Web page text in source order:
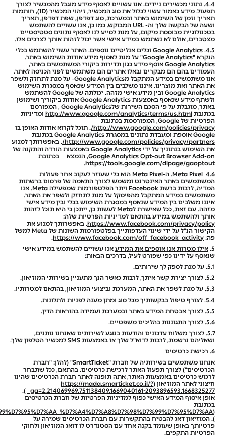
4.4. נתוני מכשירים ניידים. אנו עשויים לאסוף מידע מוגבל מהמכשיר לצורך
תפעול. מידע כאמור עשוי לכלול את סוג המכשיר, זיהוי המכשיר (ID), חותמות
תאריך וזמן של השימוש באתר ובמערכת, סוג דפדפן, שפת דפדפן, תאריך
ושעה של הבקשה שלך וה- URL המבוקש. כמו כן, אנו עשויים להשתמש
בטכנולוגיית מבוססת מיקום, על מנת לסייע לנו לאסוף נתונים סטטיסטיים
מצטברים, אולם לא נשתמש במידע אישי אשר יכול לזהות אותך לצרכים אלו.
4.5. Google Analytics וכלים אנליטיים נוספים. האתר עשוי להשתמש בכלי
הנקרא "Google Analytics" על מנת לאסוף מידע אודות השימוש באתר.
Google Analytics אוסף מידע כגון תדירות ביקורי המשתמשים באתר,
העמודים בהם הם מבקרים ובאלו אתרים הם משתמשים לפני הכניסה לאתר.
אנו משתמשים במידע המתקבל מGoogle Analytics- על מנת לתחזק ולשפר
את האתר ואת מוצרינו. איננו משלבים בין המידע שנאסף במסגרת השימוש
Google Analytics ובין מידע אישי מזהה. יכולתה של Google להשתמש
ולשתף מידע שנאסף באמצעות Google Analytics אודות ביקוריך ושימושן
באתר, מוגבלת על פי הסכם השירות שלGoogle Analytics , המפורסם
בכתובת http://www.google.com/analytics/terms/us.html ומדיניות
הפרטיות של Google, המפורסמת בכתובת
http://www.google.com/policies/privacy/ . תוכל לקרוא אודות האופן בו
Google אוספת ומעבדת נתונים במסגרת Google Analytics בכתובת
http://www.google.com/policies/privacy/partners/ . באפשרותך למנוע
את השימוש בנתוניך על ידי Google Analytics באמצעות הורדה והתקנה של
Google Analytics Opt-out Browser Add-on, הנמצא בכתובת
https://tools.google.com/dlpage/gaoptout
.
4.6 Meta Pixel. ה-Meta Pixel הוא כלי שעוזר לעקוב אחר פעולות
המשתמשים באתר האינטרנט ומשמש לצורך התאמה של פרסום ברשתות
המדיה, לרבות ברשת Facebook ויתר הפלטפורמות שמפעילה Meta. אנו
משתמשים במידע המתקבל מהפיסקל על מנת לתחזק ולשפר את האתר.
איננו משלבים בין המידע שנאסף במסגרת השימוש בכלי ובין מידע אישי
מזהה. עם זאת, ככל שאישרת לMeta לעשות כן, ייתכן כי היא תוכל לזהות
אותך ולהשתמש במידע בהתאם למדיניות הפרטיות שלה:
https://www.facebook.com/privacy/policy. באפשרותך למנוע את
הקישור הנ"ל על ידי שינוי העדפותייך בפלטפורמות השונות של Meta למשל
פה: https://www.facebook.com/off_facebook_activity
.
5. אילו מטרות אנו אוספים את המידע אנו עשויים להשתמש במידע אישי
שנאסף על ידינו כפי שפורט לעיל, בדרכים הבאות:
5.1. על מנת לספק לך שירותים.
5.2. לצורך יצירת קשר איתך, לרבות כאשר הנך מתעניין בשירותי המוזיאון.
5.3. על מנת לשפר את האתר, המערכת וביצועי המוזיאון, בהתאם למטרותיו.
5.4. לצורף טיפול בבקשותיך מכל סוג ומתן מענה לפניות ולתלונות.
5.5. לצורך אבטחת המידע באתר ובמערכת ועמידה בהוראות הדין.
5.6. לצורך התגוננות בהליכים משפטיים.
5.7. לצורך משלוח עדכונים והודעות בנוגע לשירותים שאנחנו נותנים,
ושאליהם נרשמת, לרבות לדוא"ל שלך או באמצעות SMS למכשיר הטלפון שלך.
6. רכישת כרטיסים
אנחנו משתמשים בשירותיה של חברת "SmartTicket" (להלן: "חברת
הכרטיסים") לצורך תפעול האתר לרכישת כרטיסים. בהתאם, ככל שתבחר
לרכוש כרטיסים באמצעות האתר, אתה תופנה לאתר חברת הכרטיסים שהינו
חיצוני לאתר המוזיאון (https://mada.smarticket.co.il/?
_ga=2.214069969.751138409.1669040161-2093896593.1668325277
).
אופן איסוף המידע האישי כפוף למדיניות הפרטיות של חברת הכרטיסים
בכתובת
(
). המוזיאון דאג להבטיח בהתקשרות עם חברת הכרטיסים שמירה על
פרטיותך באופן שעומד בקנה אחד עם הסטנדרט לו דואג המוזיאון ולחוקי
הפרטיות התקפים.